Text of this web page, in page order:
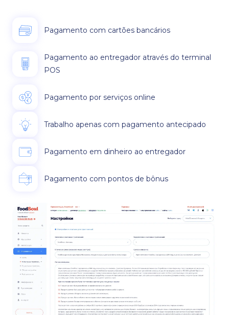
Pagamento com cartões bancários
Pagamento ao entregador através do terminal
POS
Pagamento por serviços online
Trabalho apenas com pagamento antecipado
Pagamento em dinheiro ao entregador
Pagamento com pontos de bônus